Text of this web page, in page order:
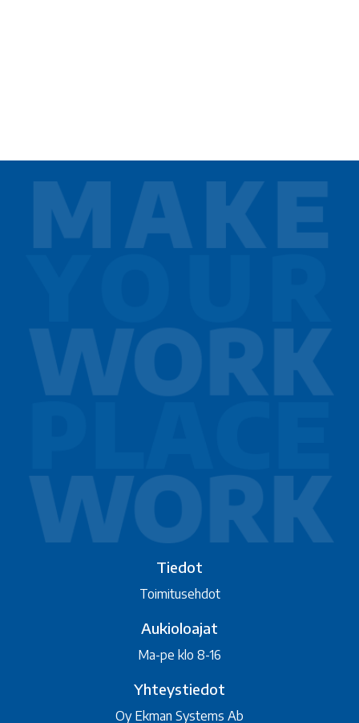
Tiedot
Toimitusehdot
Aukioloajat
Ma-pe klo 8-16
Yhteystiedot
Oy Ekman Systems Ab